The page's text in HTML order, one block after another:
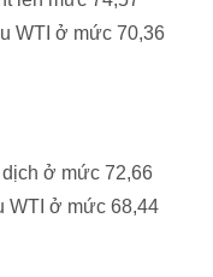
WTI ở mức 70,36
ở mức 72,66
WTI ở mức 68,44